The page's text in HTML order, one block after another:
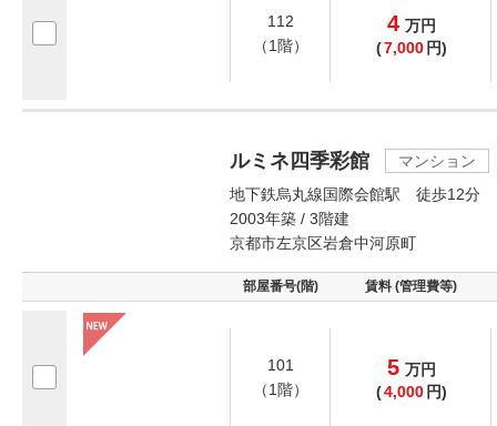
112
（1階）
4 万円
(7,000 円)
ルミネ四季彩館
マンション
地下鉄烏丸線国際会館駅 徒歩12分
2003年築 / 3階建
京都市左京区岩倉中河原町
部屋番号(階) 賃料 (管理費等)
101
（1階）
5 万円
(4,000 円)